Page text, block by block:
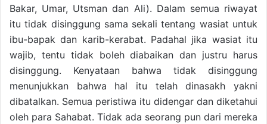
Bakar, Umar, Utsman dan Ali). Dalam semua riwayat
itu tidak disinggung sama sekali tentang wasiat untuk
ibu-bapak dan karib-kerabat. Padahal jika wasiat itu
wajib, tentu tidak boleh diabaikan dan justru harus
disinggung. Kenyataan bahwa tidak disinggung
menunjukkan bahwa hal itu telah dinasakh yakni
dibatalkan. Semua peristiwa itu didengar dan diketahui
oleh para Sahabat. Tidak ada seorang pun dari mereka